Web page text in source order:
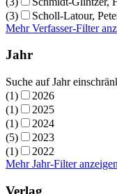
(3)
Scholl-Latour,
Mehr Verfasser-Filter
Jahr
Suche auf Jahr
(1)
2026
(1)
2025
(1)
2024
(5)
2023
(1)
2022
Mehr Jahr-Filter anzeigen
Verlag